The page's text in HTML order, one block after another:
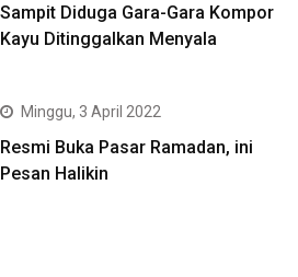
Sampit Diduga Gara-Gara Kompor
Kayu Ditinggalkan Menyala
Minggu, 3 April 2022
Resmi Buka Pasar Ramadan, ini
Pesan Halikin